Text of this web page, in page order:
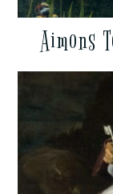
Aimons